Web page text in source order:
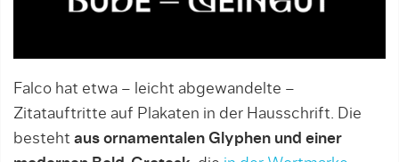
Falco hat etwa – leicht abgewandelte –
Zitatauftritte auf Plakaten in der Hausschrift. Die
besteht aus ornamentalen Glyphen und einer